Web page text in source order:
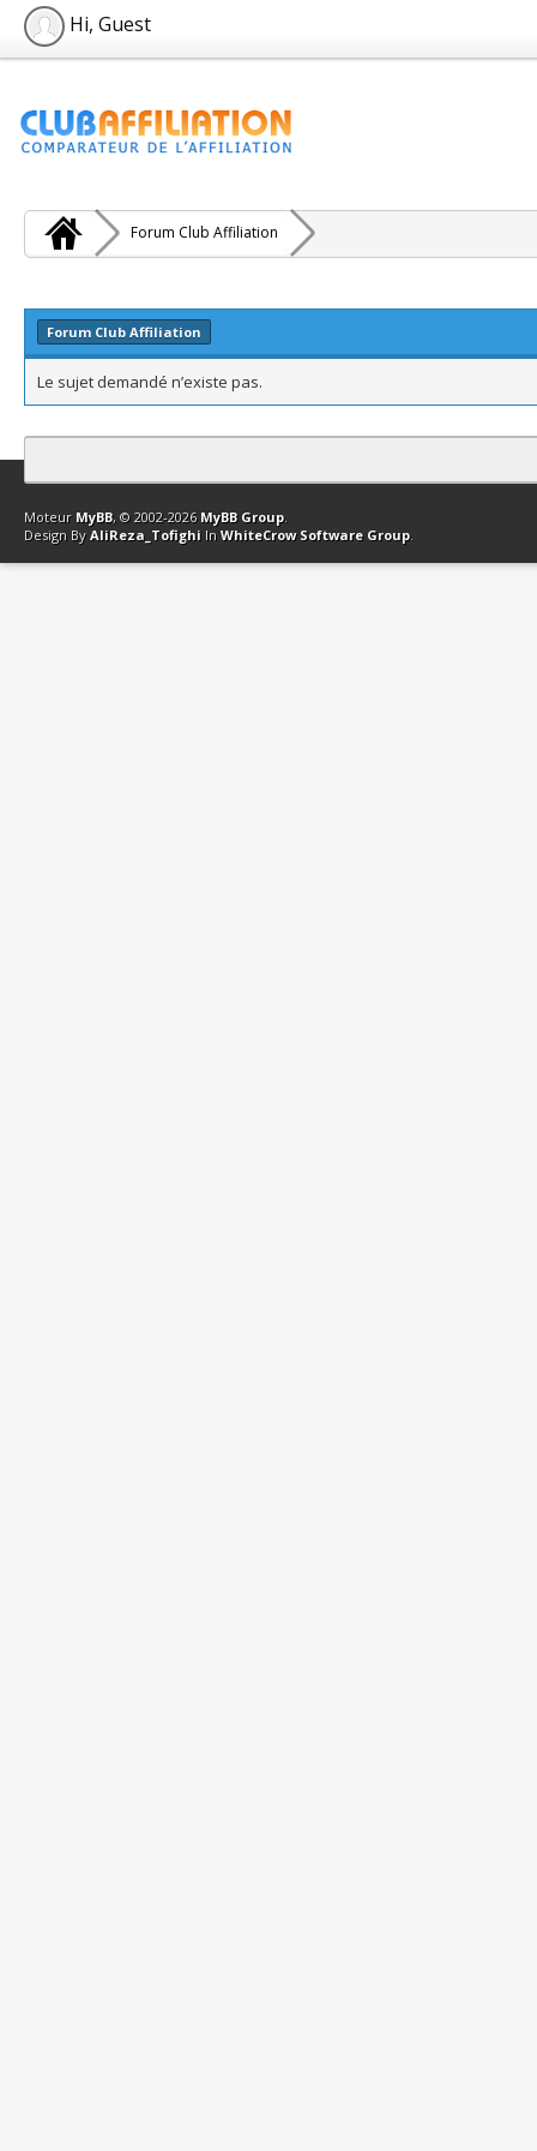
Hi, Guest
Forum Club Affiliation
Forum Club Affiliation
Le sujet demandé n’existe pas.
Contact Club Affiliation Retourner en haut Version bas-débit
Moteur MyBB, © 2002-2026 MyBB Group.
Design By AliReza_Tofighi In WhiteCrow Software Group.